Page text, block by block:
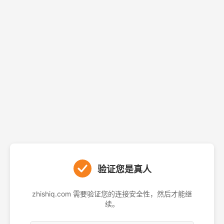
验证您是真人
zhishiq.com 需要验证您的连接安全性，然后才能继
续。